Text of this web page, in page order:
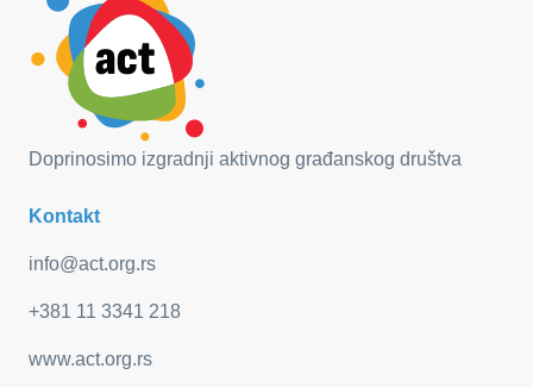
Doprinosimo izgradnji aktivnog građanskog društva
Kontakt
info@act.org.rs
+381 11 3341 218
www.act.org.rs